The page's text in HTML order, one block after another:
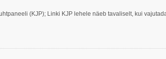
(KJP); Linki KJP lehele näeb tavaliselt, kui